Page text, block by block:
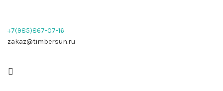
+7(985)867-07-16
zakaz@timbersun.ru